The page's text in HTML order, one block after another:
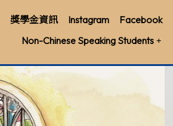
獎學金資訊 Instagram
Facebook
Non-Chinese Speaking Students